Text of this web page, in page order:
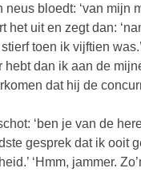
neus bloedt: ‘van
het uit en zegt dan:
toen ik vijftien
dan ik aan de
dat hij de
‘ben je van de
gesprek dat ik ooit
‘Hmm, jammer.